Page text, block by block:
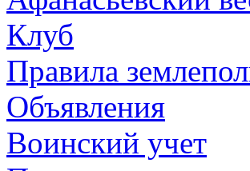
Клуб
Правила
Объявления
Воинский учет